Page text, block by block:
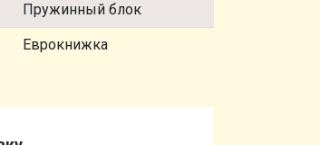
Пружинный блок
Еврокнижка